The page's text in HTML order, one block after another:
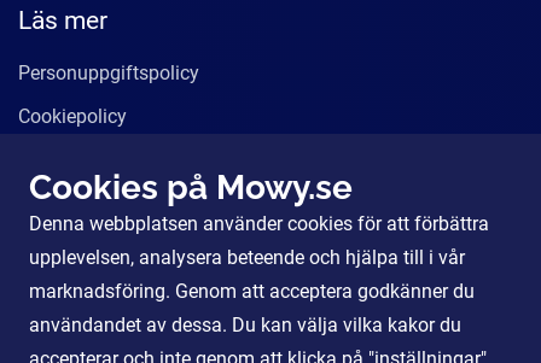
Läs mer
Personuppgiftspolicy
Cookiepolicy
Våra tjänster
För Partners
Cookies på Mowy.se
Denna webbplatsen använder cookies för att förbättra
upplevelsen, analysera beteende och hjälpa till i vår
marknadsföring. Genom att acceptera godkänner du
användandet av dessa. Du kan välja vilka kakor du